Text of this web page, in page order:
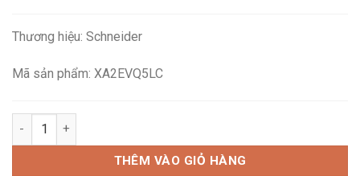
88,935₫.
Thương hiệu: Schneider
Mã sản phẩm: XA2EVQ5LC
Đèn báo Schneider XA2EVQ5LC Ø22 LED 380-400Vac cam số
THÊM VÀO GIỎ HÀNG